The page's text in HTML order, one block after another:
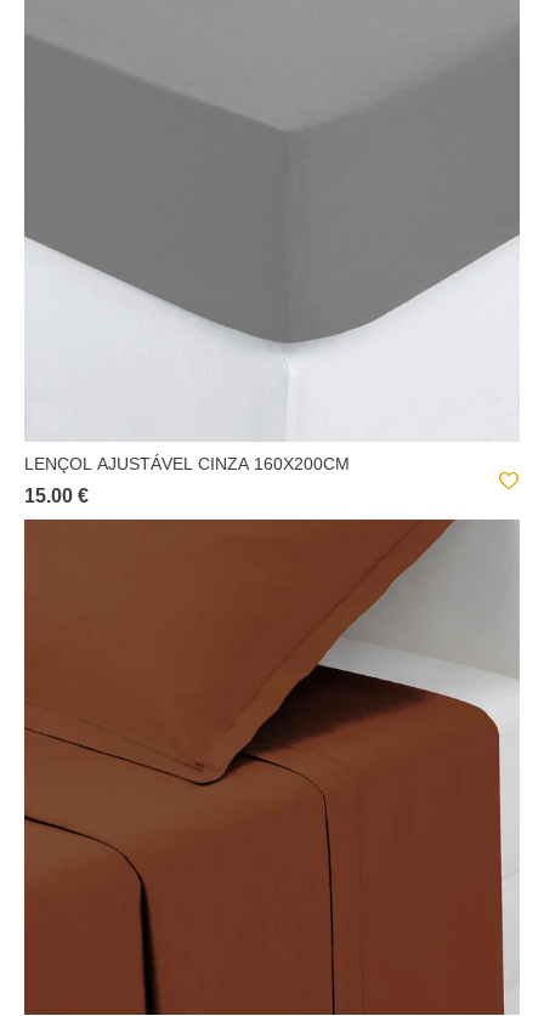
LENÇOL AJUSTÁVEL CINZA 160X200CM
15.00 €